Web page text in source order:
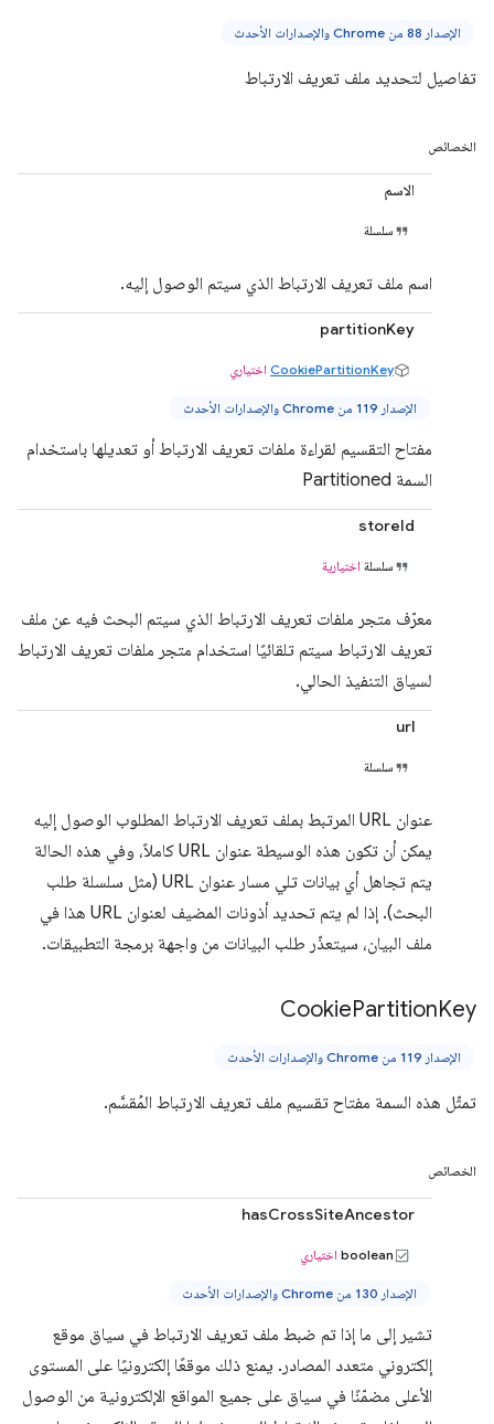
الإصدار 88 من Chrome والإصدارات الأحدث
تفاصيل لتحديد ملف تعريف الارتباط
الخصائص
الاسم
سلسلة
اسم ملف تعريف الارتباط الذي سيتم الوصول إليه.
partitionKey
CookiePartitionKey اختياري
الإصدار 119 من Chrome والإصدارات الأحدث
مفتاح التقسيم لقراءة ملفات تعريف الارتباط أو تعديلها باستخدام
السمة Partitioned
storeId
سلسلة اختيارية
معرّف متجر ملفات تعريف الارتباط الذي سيتم البحث فيه عن ملف
تعريف الارتباط سيتم تلقائيًا استخدام متجر ملفات تعريف الارتباط
لسياق التنفيذ الحالي.
url
سلسلة
عنوان URL المرتبط بملف تعريف الارتباط المطلوب الوصول إليه
يمكن أن تكون هذه الوسيطة عنوان URL كاملاً، وفي هذه الحالة
يتم تجاهل أي بيانات تلي مسار عنوان URL (مثل سلسلة طلب
البحث). إذا لم يتم تحديد أذونات المضيف لعنوان URL هذا في
ملف البيان، سيتعذّر طلب البيانات من واجهة برمجة التطبيقات.
CookiePartitionKey
الإصدار 119 من Chrome والإصدارات الأحدث
تمثّل هذه السمة مفتاح تقسيم ملف تعريف الارتباط المُقسَّم.
الخصائص
hasCrossSiteAncestor
boolean اختياري
الإصدار 130 من Chrome والإصدارات الأحدث
تشير إلى ما إذا تم ضبط ملف تعريف الارتباط في سياق موقع
إلكتروني متعدد المصادر. يمنع ذلك موقعًا إلكترونيًا على المستوى
الأعلى مضمّنًا في سياق على جميع المواقع الإلكترونية من الوصول